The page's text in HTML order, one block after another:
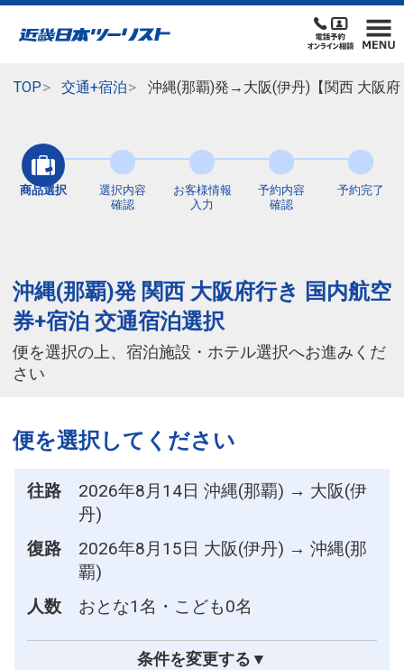
TOP 交通+宿泊 沖縄(那覇)発→大阪(伊丹)【関西 大阪
商品選択
選択内容
確認
お客様情報
入力
予約内容
確認
予約完了
沖縄(那覇)発 関西 大阪府行き 国内航空
券+宿泊 交通宿泊選択
便を選択の上、宿泊施設・ホテル選択へお進みくだ
さい
便を選択してください
往路
2026年8月14日 沖縄(那覇) → 大阪(伊
丹)
復路
2026年8月15日 大阪(伊丹) → 沖縄(那
覇)
人数
おとな1名・こども0名
条件を変更する▼